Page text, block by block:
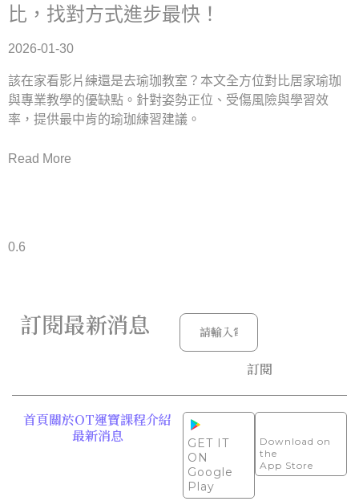
比，找對方式進步最快！
2026-01-30
該在家看影片練還是去瑜珈教室？本文全方位對比居家瑜珈
與專業教學的優缺點。針對姿勢正位、受傷風險與學習效
率，提供最中肯的瑜珈練習建議。
Read More
訂閱最新消息
訂閱
首頁關於OT運寶課程介紹
最新消息
GET IT
ON
Google
Play
Download on
the
App Store